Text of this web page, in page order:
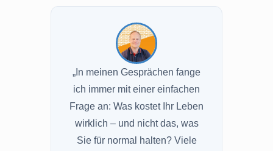
„In meinen Gesprächen fange
ich immer mit einer einfachen
Frage an: Was kostet Ihr Leben
wirklich – und nicht das, was
Sie für normal halten? Viele